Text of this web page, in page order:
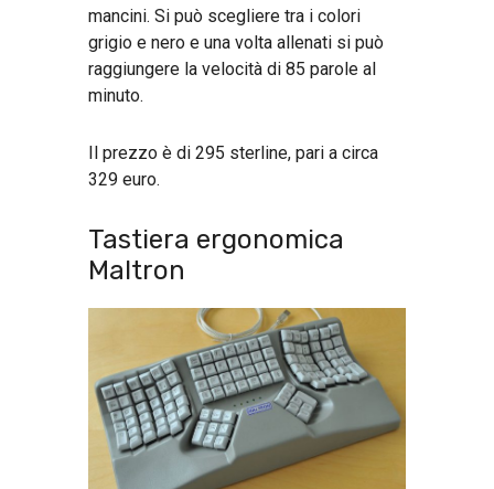
mancini. Si può scegliere tra i colori
grigio e nero e una volta allenati si può
raggiungere la velocità di 85 parole al
minuto.
Il prezzo è di 295 sterline, pari a circa
329 euro.
Tastiera ergonomica
Maltron